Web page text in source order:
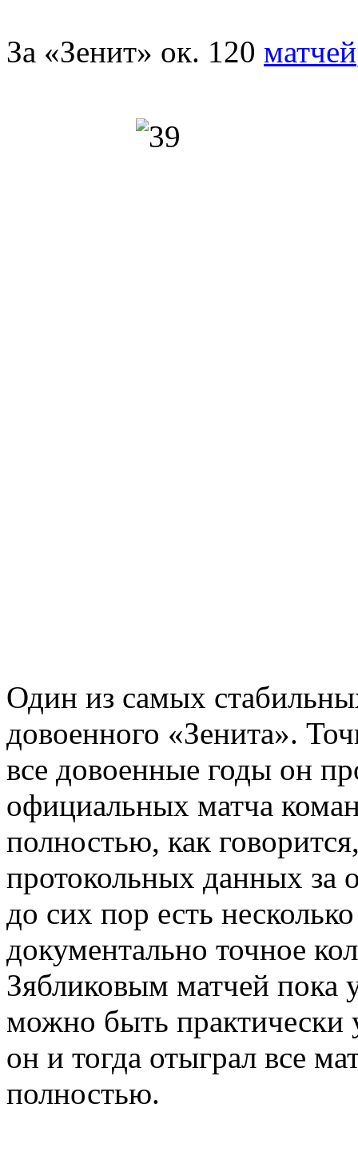
За «Зенит» ок. 120 матчей
Один из самых
довоенного «Зенита».
все довоенные годы он
официальных матча
полностью, как
протокольных данных за
до сих пор есть
документально точное
Зябликовым матчей пока
можно быть практически
он и тогда отыграл все
полностью.